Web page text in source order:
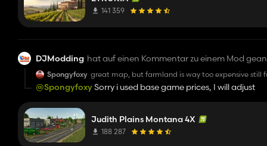
141 359
DJModding hat auf einen Kommentar zu einem Mod
Spongyfoxy great map, but farmland is way too expensive still
@SpongyfoxySorry i used base game prices, I will adjust
Judith Plains Montana 4X
188 287